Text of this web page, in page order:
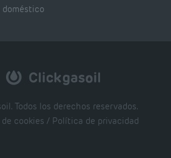
Todos los derechos reservados.
cookies / Política de privacidad